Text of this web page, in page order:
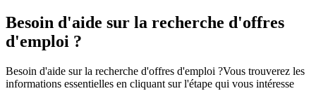
Besoin d'aide sur la recherche d'offres
d'emploi ?
Besoin d'aide sur la recherche d'offres d'emploi ?Vous trouverez les
informations essentielles en cliquant sur l'étape qui vous intéresse